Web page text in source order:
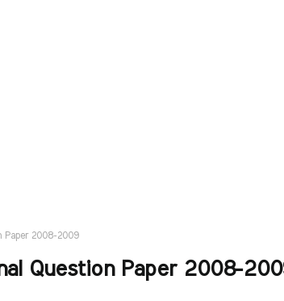
Paper 2008-2009
Question Paper 2008-